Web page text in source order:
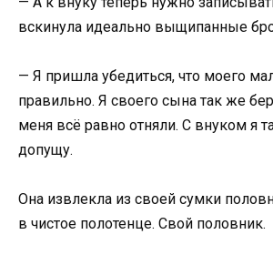
вскинула идеально выщипанные
— Я пришла убедиться, что моего
правильно. Я своего сына так же
меня всё равно отняли. С внуком я
допущу.
Она извлекла из своей сумки
в чистое полотенце. Свой половник.